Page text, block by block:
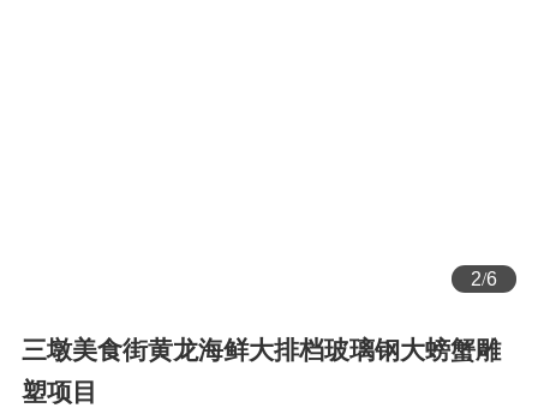
2/6
三墩美食街黄龙海鲜大排档玻璃钢大螃蟹雕
塑项目